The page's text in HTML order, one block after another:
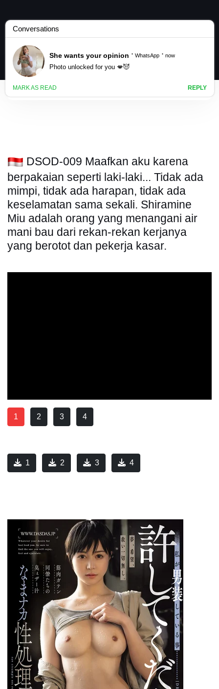
DSOD-009 Maafkan aku karena
berpakaian seperti laki-laki... Tidak ada
mimpi, tidak ada harapan, tidak ada
keselamatan sama sekali. Shiramine
Miu adalah orang yang menangani air
mani bau dari rekan-rekan kerjanya
yang berotot dan pekerja kasar.
1 2 3 4
1 2 3 4